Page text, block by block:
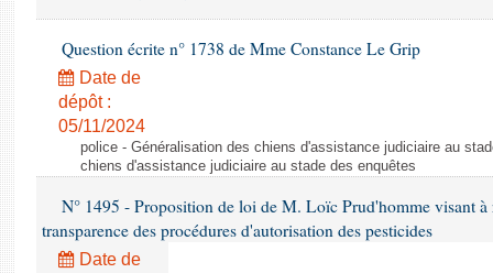
Question écrite n° 1738 de Mme Constance Le Grip
Date de
dépôt :
05/11/2024
police - Généralisation des chiens d'assistance judiciaire au
chiens d'assistance judiciaire au stade des enquêtes
N° 1495 - Proposition de loi de M. Loïc Prud'homme visant à
transparence des procédures d'autorisation des pesticides
Date de